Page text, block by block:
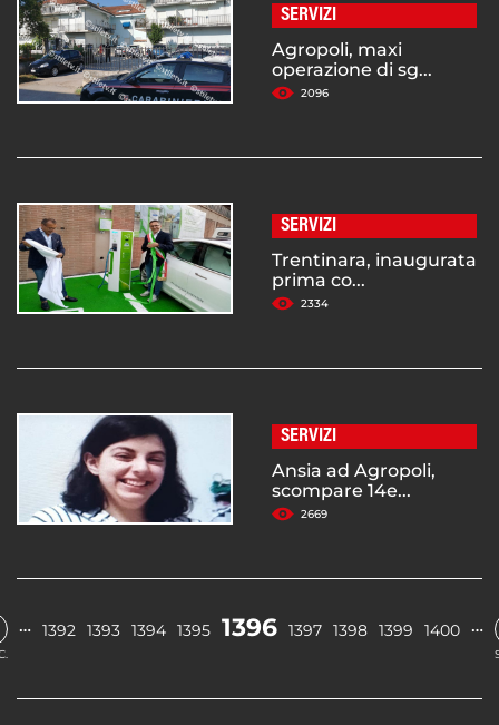
SERVIZI
Agropoli, maxi
operazione di sg...
2096
SERVIZI
Trentinara, inaugurata
prima co...
2334
SERVIZI
Ansia ad Agropoli,
scompare 14e...
2669
… 1392 1393 1394 1395 1396 1397 1398 1399 1400 …